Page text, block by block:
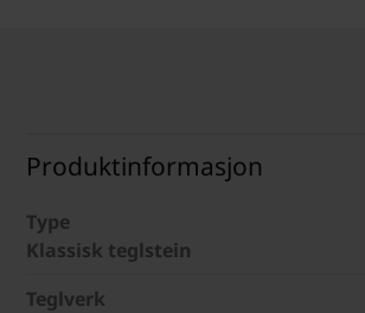
Produktinformasjon
Type
Klassisk teglstein
Teglverk